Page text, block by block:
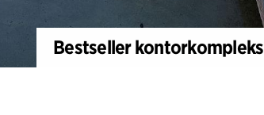
Bestseller kontorkompleks